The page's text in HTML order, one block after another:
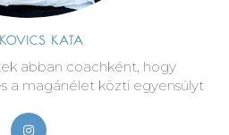
KATA
abban coachként, hogy
a magánélet közti egyensúlyt